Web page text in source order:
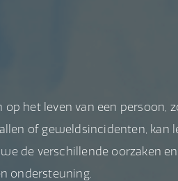
het leven van een persoon,
of geweldsincidenten, kan
de verschillende oorzaken
ondersteuning.